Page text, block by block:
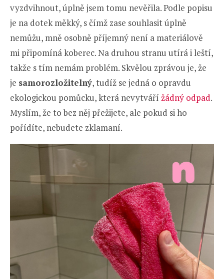
vyzdvihnout, úplně jsem tomu nevěřila. Podle popisu
je na dotek měkký, s čímž zase souhlasit úplně
nemůžu, mně osobně příjemný není a materiálově
mi připomíná koberec. Na druhou stranu utírá i leští,
takže s tím nemám problém. Skvělou zprávou je, že
je samorozložitelný, tudíž se jedná o opravdu
ekologickou pomůcku, která nevytváří žádný odpad.
Myslím, že to bez něj přežijete, ale pokud si ho
pořídíte, nebudete zklamaní.